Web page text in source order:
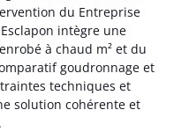
du Entreprise
intègre une
à chaud m² et du
goudronnage et
techniques et
solution cohérente et